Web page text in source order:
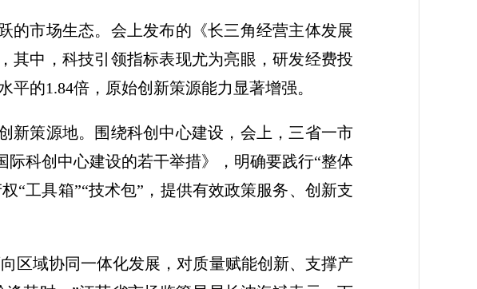
的市场生态。会上发布的《长三角经营主体发展
其中，科技引领指标表现尤为亮眼，研发经费投
平的1.84倍，原始创新策源能力显著增强。
新策源地。围绕科创中心建设，会上，三省一市
科创中心建设的若干举措》，明确要践行“整体
“工具箱”“技术包”，提供有效政策服务、创新支
区域协同一体化发展，对质量赋能创新、支撑产